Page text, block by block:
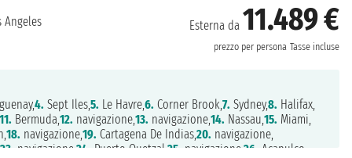
Esterna da 11.489 €
prezzo per persona Tasse incluse
Angeles
4. Sept Iles,5. Le Havre,6. Corner Brook,7. Sydney,8. Halifax,
Bermuda,12. navigazione,13. navigazione,14. Nassau,15. Miami,
18. navigazione,19. Cartagena De Indias,20. navigazione,
23. navigazione, 24. Puerto Quetzal, 25. navigazione, 26. Acapulco,